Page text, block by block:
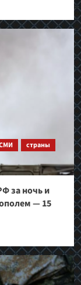
страны
за ночь и
— 15